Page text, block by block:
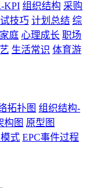
KPI 组织结构 采购
技巧 计划总结 综
庭 心理成长 职场
生活常识 体育游
拓扑图 组织结构-
构图 原型图
式 EPC事件过程